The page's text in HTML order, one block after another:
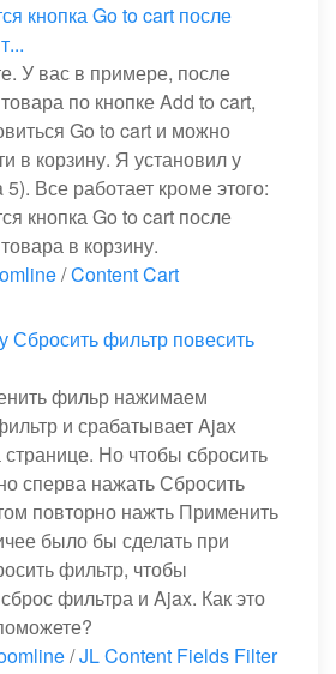
кнопка Go to cart после
У вас в примере, после
по кнопке Add to cart,
Go to cart и можно
в корзину. Я установил у
Все работает кроме этого:
кнопка Go to cart после
в корзину.
/Content Cart
Сбросить фильтр повесить
фильр нажимаем
и срабатывает Ajax
Но чтобы сбросить
сперва нажать Сбросить
повторно нажть Применить
было бы сделать при
фильтр, чтобы
фильтра и Ajax. Как это
/JL Content Fields Filter